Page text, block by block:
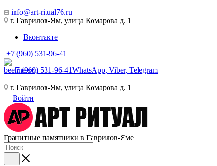
info@art-ritual76.ru
г. Гаврилов-Ям, улица Комарова д. 1
Вконтакте
+7 (960) 531-96-41
+7 (960) 531-96-41WhatsApp, Viber, Telegram
г. Гаврилов-Ям, улица Комарова д. 1
Войти
Гранитные памятники в Гаврилов-Яме